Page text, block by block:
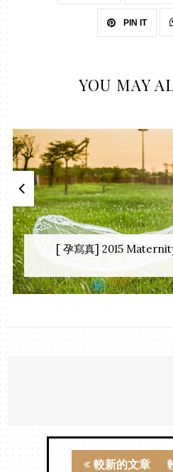
PIN IT
YOU MAY
[ 孕寫真] 2015
較新的文章